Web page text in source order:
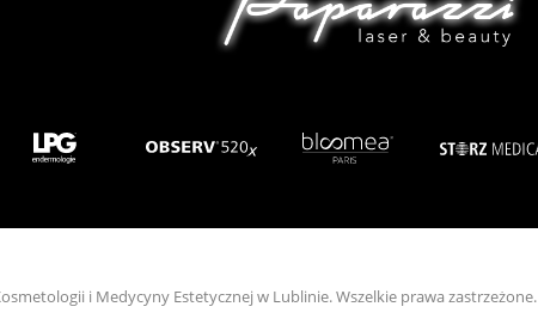
i Medycyny Estetycznej w Lublinie. Wszelkie prawa zastrzeżone.